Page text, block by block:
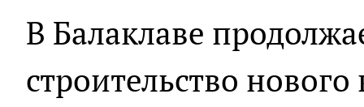
В Балаклаве
строительство